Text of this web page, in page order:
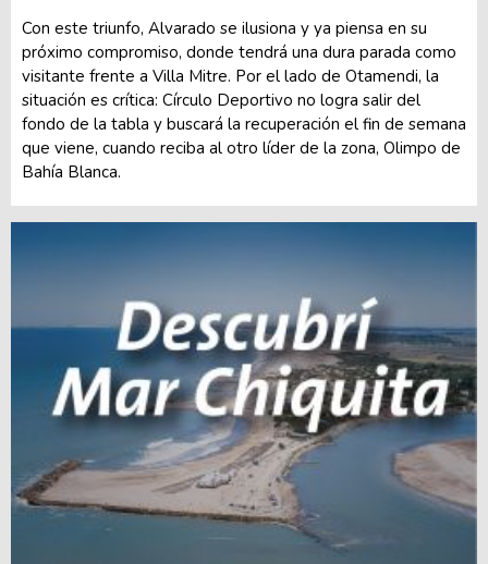
Con este triunfo, Alvarado se ilusiona y ya piensa en su
próximo compromiso, donde tendrá una dura parada como
visitante frente a Villa Mitre. Por el lado de Otamendi, la
situación es crítica: Círculo Deportivo no logra salir del
fondo de la tabla y buscará la recuperación el fin de semana
que viene, cuando reciba al otro líder de la zona, Olimpo de
Bahía Blanca.